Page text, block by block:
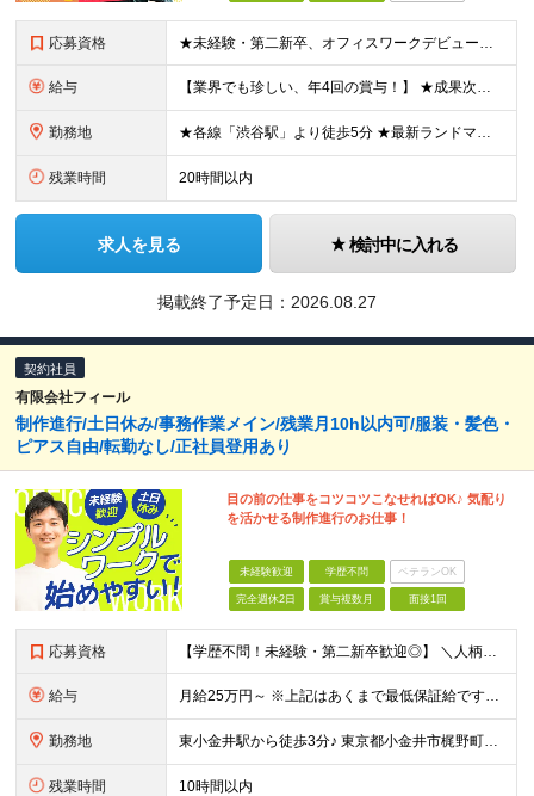
応募資格 ★未経験・第二新卒、オフィスワークデビュー大歓迎 ★平均年齢は28.6歳！ ★20代の若手メンバーが中心になって活躍している職場です！ ●学歴不問 ※35歳以下の方（若年層の長期キャリア形成） ★こ
給与 【業界でも珍しい、年4回の賞与！】 ★成果次第でスピード昇給可 →20代で年収700万〜900万超も！ ■未経験：月給26〜30万円＋賞与年4回（業績による）＋各種手当 ※経験・スキルを考慮して決定
勤務地 ★各線「渋谷駅」より徒歩5分 ★最新ランドマークオフィスです！ ★転勤はありません 【本社】 東京都渋谷区道玄坂2-25-12 道玄坂通 dogenzaka-dori 5階 ※(変更の範囲)上記を除
残業時間 20時間以内
求人を見る 検討中に入れる
掲載終了予定日： 2026.08.27
契約社員
有限会社フィール
制作進行/土日休み/事務作業メイン/残業月10h以内可/服装・髪色・
ピアス自由/転勤なし/正社員登用あり
目の前の仕事をコツコツこなせればOK♪ 気配り
を活かせる制作進行のお仕事！
未経験歓迎 学歴不問 ベテランOK
完全週休2日 賞与複数月 面接1回
応募資格 【学歴不問！未経験・第二新卒歓迎◎】 ＼人柄重視のポテンシャル採用／ 20～30代が多数活躍中です！ ＼1つでも当てはまればぜひご応募を！／ □ 事務作業・デスクワークに興味がある方 □ チームで協
給与 月給25万円～ ※上記はあくまで最低保証給です。経験・スキル・年齢を考慮の上、決定します ※固定残業代（月26時間分・40200円～）を含みます ※超過分は別途支給します ※試用期間3か月（期間中は
勤務地 東小金井駅から徒歩3分♪ 東京都小金井市梶野町5丁目11-5 パピスプラザ401 (変更の範囲)上記を除く当社関連勤務地
残業時間 10時間以内